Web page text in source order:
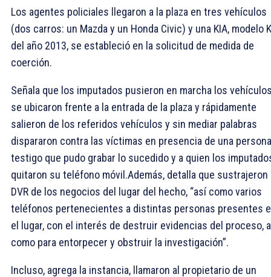
Los agentes policiales llegaron a la plaza en tres vehículos
(dos carros: un Mazda y un Honda Civic) y una KIA, modelo
del año 2013, se estableció en la solicitud de medida de
coerción.
Señala que los imputados pusieron en marcha los
se ubicaron frente a la entrada de la plaza y rápidamente
salieron de los referidos vehículos y sin mediar palabras
dispararon contra las víctimas en presencia de una persona
testigo que pudo grabar lo sucedido y a quien los
quitaron su teléfono móvil.Además, detalla que sustrajeron
DVR de los negocios del lugar del hecho, “así como varios
teléfonos pertenecientes a distintas personas presentes
el lugar, con el interés de destruir evidencias del proceso,
como para entorpecer y obstruir la investigación”.
Incluso, agrega la instancia, llamaron al propietario de un